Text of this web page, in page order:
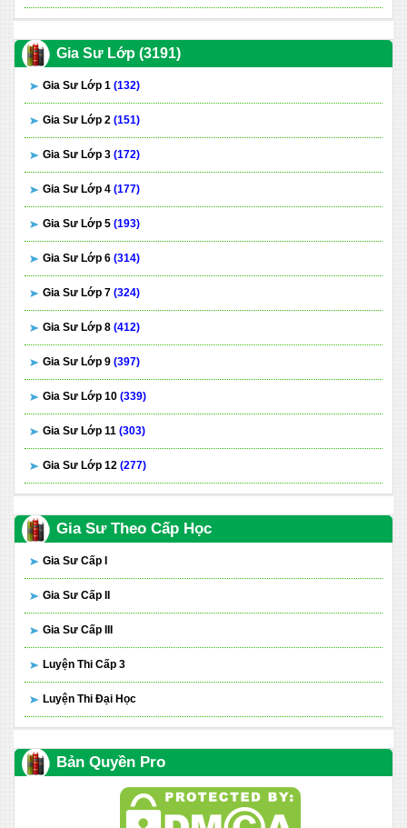
Gia Sư Lớp (3191)
Gia Sư Lớp 1 (132)
Gia Sư Lớp 2 (151)
Gia Sư Lớp 3 (172)
Gia Sư Lớp 4 (177)
Gia Sư Lớp 5 (193)
Gia Sư Lớp 6 (314)
Gia Sư Lớp 7 (324)
Gia Sư Lớp 8 (412)
Gia Sư Lớp 9 (397)
Gia Sư Lớp 10 (339)
Gia Sư Lớp 11 (303)
Gia Sư Lớp 12 (277)
Gia Sư Theo Cấp Học
Gia Sư Cấp I
Gia Sư Cấp II
Gia Sư Cấp III
Luyện Thi Cấp 3
Luyện Thi Đại Học
Bản Quyền Pro